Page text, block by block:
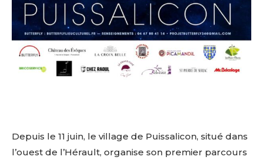
Depuis le 11 juin, le village de Puissalicon, situé dans
l’ouest de l’Hérault, organise son premier parcours